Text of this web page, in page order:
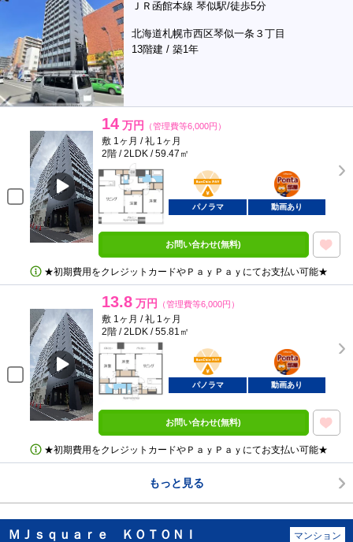
ＪＲ函館本線 琴似駅/徒歩5分
北海道札幌市西区琴似一条３丁目
13階建 / 築1年
14 万円 （管理費等6,000円）
敷 1ヶ月 / 礼 1ヶ月
2階 / 2LDK / 59.47㎡
BunChinPAY
ポンタ
部屋
パノラマ 動画あり
お問い合わせ(無料)
★初期費用をクレジットカードやＰａｙＰａｙにてお支払い可能★
13.8 万円 （管理費等6,000円）
敷 1ヶ月 / 礼 1ヶ月
2階 / 2LDK / 55.81㎡
BunChinPAY
ポンタ
部屋
パノラマ 動画あり
お問い合わせ(無料)
★初期費用をクレジットカードやＰａｙＰａｙにてお支払い可能★
もっと見る
ＭＪｓｑｕａｒｅ ＫＯＴＯＮＩ マンション